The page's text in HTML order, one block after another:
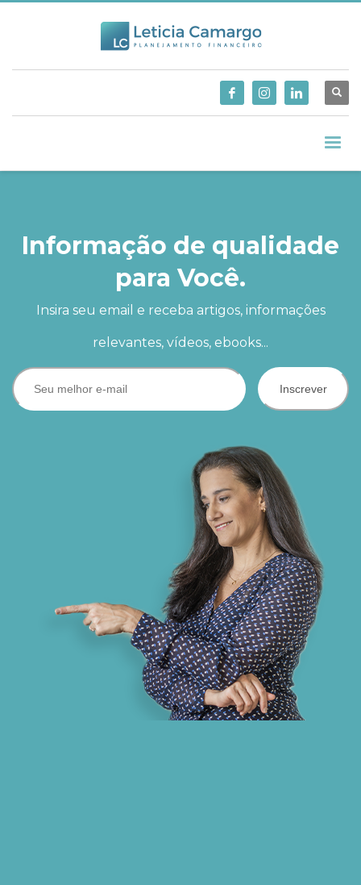
Informação de qualidade
para Você.
Insira seu email e receba artigos, informações
relevantes, vídeos, ebooks...